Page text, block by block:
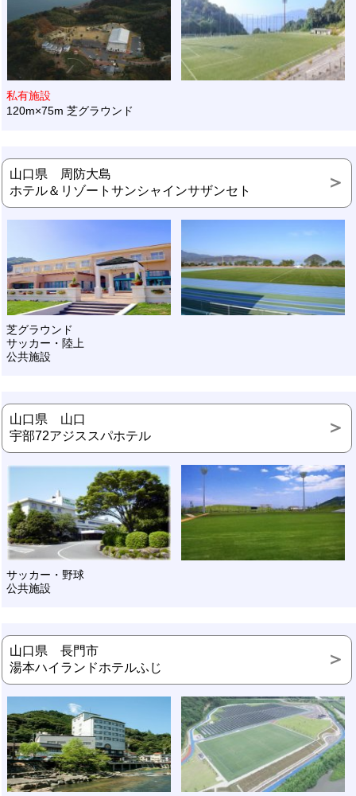
私有施設
120m×75m 芝グラウンド
山口県 周防大島
ホテル＆リゾートサンシャインサザンセト
芝グラウンド
サッカー・陸上
公共施設
山口県 山口
宇部72アジススパホテル
サッカー・野球
公共施設
山口県 長門市
湯本ハイランドホテルふじ